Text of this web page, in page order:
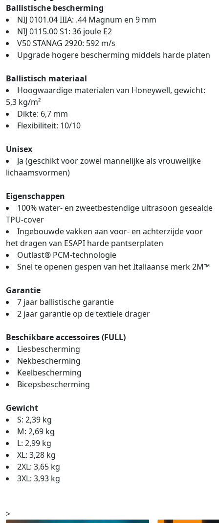
Ballistische bescherming
NIJ 0101.04 IIIA: .44 Magnum en 9 mm
NIJ 0115.00 S1: 36 joule E2
V50 STANAG 2920: 592 m/s
Upgrade hogere bescherming middels harde platen
Ballistisch materiaal
Hoogwaardige materialen van Honeywell, gewicht:
5,3 kg/m²
Dikte: 6,7 mm
Flexibiliteit: 10/10
Unisex
Ja (geschikt voor zowel mannelijke als vrouwelijke
lichaamsvormen)
Eigenschappen
100% water- en zweetbestendige ultrasoon gesealde
TPU-cover
Ingebouwde vakken aan voor- en achterzijde voor
het dragen van ESAPI harde pantserplaten
Outlast® PCM-technologie
Snel te openen gespen van het Italiaanse merk 2M™
Garantie
7 jaar ballistische garantie
2 jaar garantie op de textiele drager
Beschikbare accessoires (FULL)
Liesbescherming
Nekbescherming
Keelbescherming
Bicepsbescherming
Gewicht
S: 2,39 kg
M: 2,69 kg
L: 2,99 kg
XL: 3,28 kg
2XL: 3,65 kg
3XL: 3,93 kg
>